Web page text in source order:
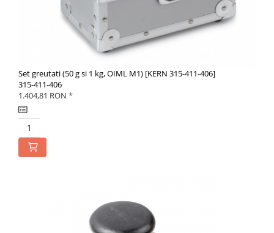
Microscoape video
Microscop metalurgic
Stereomicroscoape
Microscoape cu fluorescenta
Iluminare microscop
Refractometre
Refractometre analogice
Refractometre Digitale
Software
KERN Software
Pachet balanta si software
Set greutati (50 g si 1 kg, OIML M1) [KERN 315-411-406]
315-411-406
1.404,81 RON *